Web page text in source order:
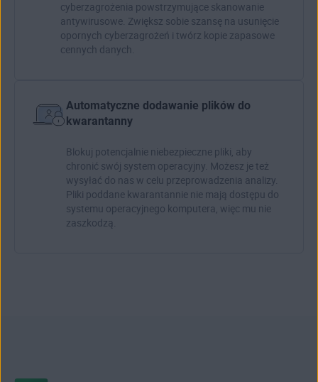
cyberzagrożenia powstrzymujące skanowanie
antywirusowe. Zwiększ sobie szansę na usunięcie
opornych cyberzagrożeń i twórz kopie zapasowe
cennych danych.
Automatyczne dodawanie plików do
kwarantanny
Blokuj potencjalnie niebezpieczne pliki, aby
chronić swój system operacyjny. Możesz je też
wysyłać do nas w celu przeprowadzenia analizy.
Pliki poddane kwarantannie nie mają dostępu do
systemu operacyjnego komputera, więc mu nie
zaszkodzą.